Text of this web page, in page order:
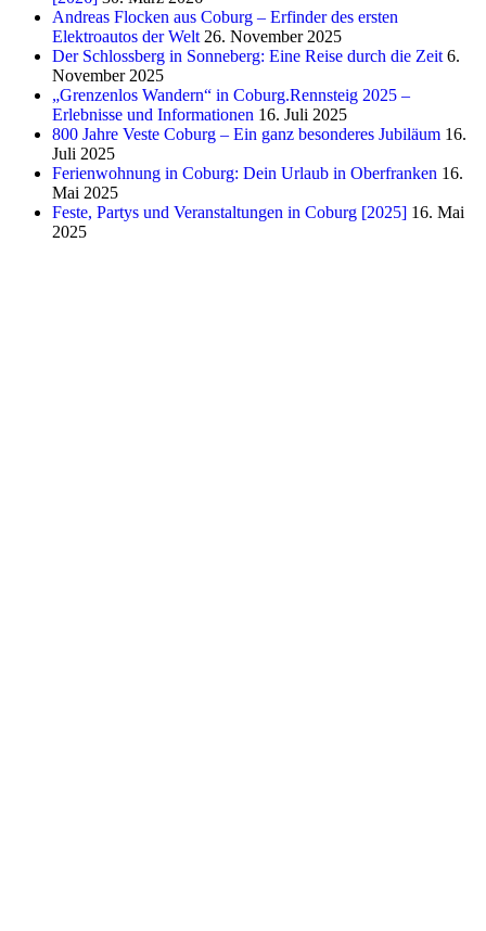
Andreas Flocken aus Coburg – Erfinder des ersten
Elektroautos der Welt 26. November 2025
Der Schlossberg in Sonneberg: Eine Reise durch die Zeit 6.
November 2025
„Grenzenlos Wandern“ in Coburg.Rennsteig 2025 –
Erlebnisse und Informationen 16. Juli 2025
800 Jahre Veste Coburg – Ein ganz besonderes Jubiläum 16.
Juli 2025
Ferienwohnung in Coburg: Dein Urlaub in Oberfranken 16.
Mai 2025
Feste, Partys und Veranstaltungen in Coburg [2025] 16. Mai
2025